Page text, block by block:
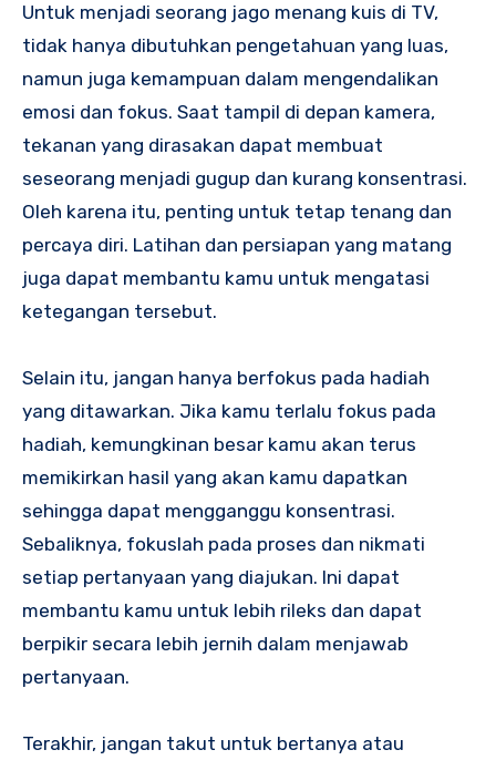
Untuk menjadi seorang jago menang kuis di TV,
tidak hanya dibutuhkan pengetahuan yang luas,
namun juga kemampuan dalam mengendalikan
emosi dan fokus. Saat tampil di depan kamera,
tekanan yang dirasakan dapat membuat
seseorang menjadi gugup dan kurang konsentrasi.
Oleh karena itu, penting untuk tetap tenang dan
percaya diri. Latihan dan persiapan yang matang
juga dapat membantu kamu untuk mengatasi
ketegangan tersebut.
Selain itu, jangan hanya berfokus pada hadiah
yang ditawarkan. Jika kamu terlalu fokus pada
hadiah, kemungkinan besar kamu akan terus
memikirkan hasil yang akan kamu dapatkan
sehingga dapat mengganggu konsentrasi.
Sebaliknya, fokuslah pada proses dan nikmati
setiap pertanyaan yang diajukan. Ini dapat
membantu kamu untuk lebih rileks dan dapat
berpikir secara lebih jernih dalam menjawab
pertanyaan.
Terakhir, jangan takut untuk bertanya atau